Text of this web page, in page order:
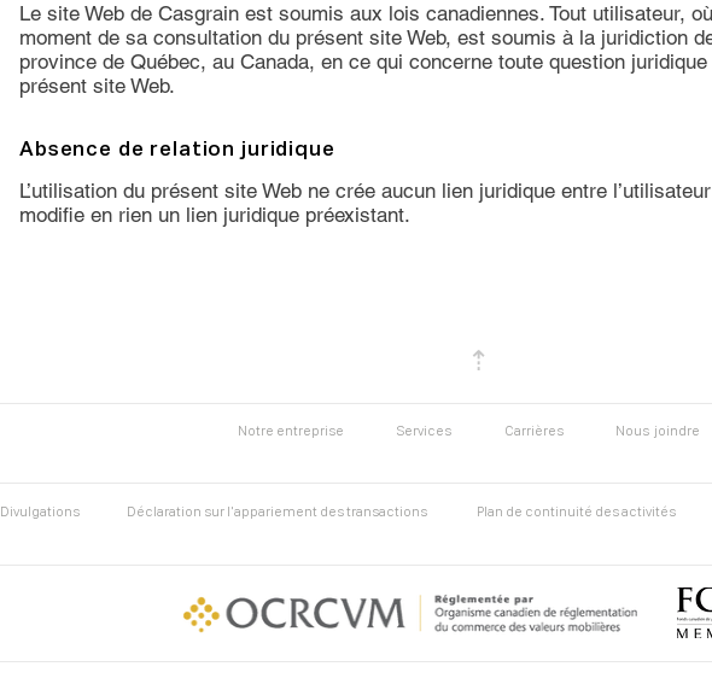
Le site Web de Casgrain est soumis aux lois canadiennes. Tout utilisateur,
moment de sa consultation du présent site Web, est soumis à la juridiction
province de Québec, au Canada, en ce qui concerne toute question
présent site Web.
Absence de relation juridique
L’utilisation du présent site Web ne crée aucun lien juridique entre
modifie en rien un lien juridique préexistant.
⇡
Notre entreprise Services Carrières Nous joindre
Divulgations Déclaration sur l'appariement des transactions Plan de continuité des activités